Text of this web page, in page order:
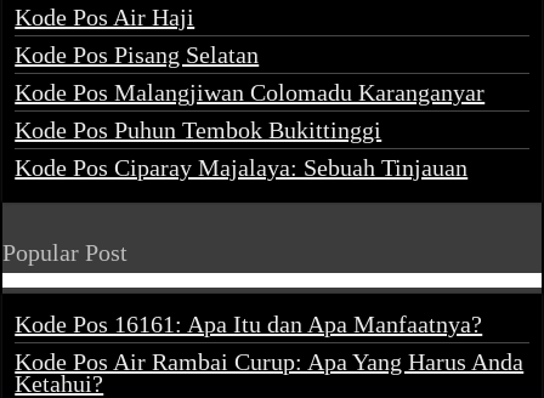
Kode Pos Air Haji
Kode Pos Pisang Selatan
Kode Pos Malangjiwan Colomadu Karanganyar
Kode Pos Puhun Tembok Bukittinggi
Kode Pos Ciparay Majalaya: Sebuah Tinjauan
Popular Post
Kode Pos 16161: Apa Itu dan Apa Manfaatnya?
Kode Pos Air Rambai Curup: Apa Yang Harus Anda
Ketahui?